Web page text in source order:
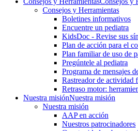
Consejos y Herramientas
Boletines informativos
Encuentre un pediatra
KidsDoc - Revise sus
Plan de acción para el
Plan familiar de uso de
Pregúntele al pediatra
Programa de mensajes
Rastre​​ador de activida​d
Retraso motor:
Nuestra misiónNuestra misión
Nuestra misión
AAP en acción
Nuestros patrocinadores